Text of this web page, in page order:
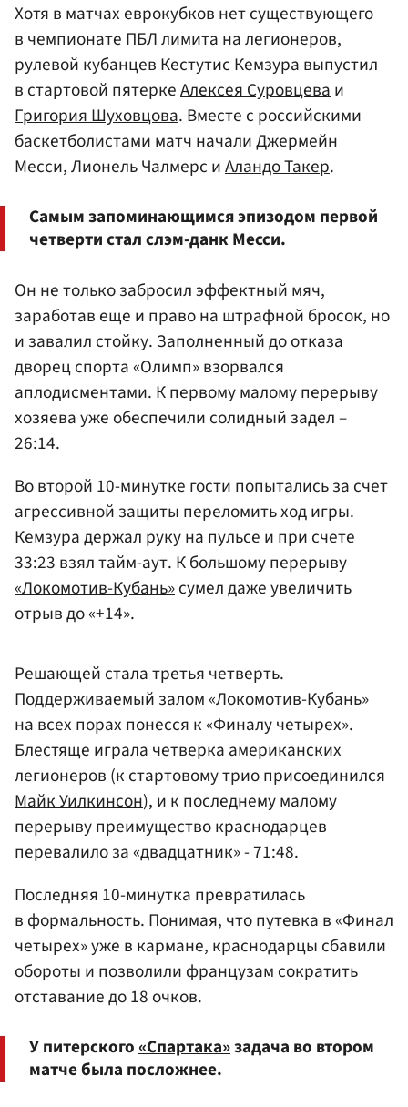
Хотя в матчах еврокубков нет существующего
в чемпионате ПБЛ лимита на легионеров,
рулевой кубанцев Кестутис Кемзура выпустил
в стартовой пятеркеАлексея Суровцеваи
Григория Шуховцова. Вместе с российскими
баскетболистами матч начали Джермейн
Месси, Лионель Чалмерс иАландо Такер.
Самым запоминающимся эпизодом первой
четверти стал слэм-данк Месси.
Он не только забросил эффектный мяч,
заработав еще и право на штрафной бросок, но
и завалил стойку. Заполненный до отказа
дворец спорта «Олимп» взорвался
аплодисментами. К первому малому перерыву
хозяева уже обеспечили солидный задел –
26:14.
Во второй 10-минутке гости попытались за счет
агрессивной защиты переломить ход игры.
Кемзура держал руку на пульсе и при счете
33:23 взял тайм-аут. К большому перерыву
«Локомотив-Кубань»сумел даже увеличить
отрыв до «+14».
Решающей стала третья четверть.
Поддерживаемый залом «Локомотив-Кубань»
на всех порах понесся к «Финалу четырех».
Блестяще играла четверка американских
легионеров (к стартовому трио присоединился
Майк Уилкинсон), и к последнему малому
перерыву преимущество краснодарцев
перевалило за «двадцатник» - 71:48.
Последняя 10-минутка превратилась
в формальность. Понимая, что путевка в «Финал
четырех» уже в кармане, краснодарцы сбавили
обороты и позволили французам сократить
отставание до 18 очков.
У питерского«Спартака»задача во втором
матче была посложнее.